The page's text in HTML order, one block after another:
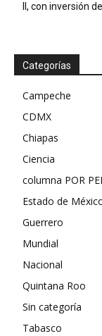
II, con inversión
Categorías
Campeche
CDMX
Chiapas
Ciencia
columna POR
Estado de
Guerrero
Mundial
Nacional
Quintana Roo
Sin categoría
Tabasco